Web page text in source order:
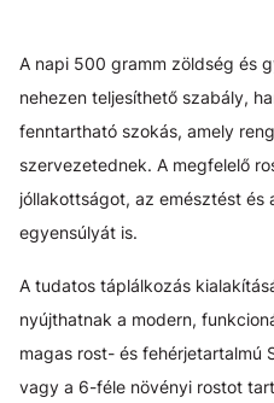
A napi 500 gramm zöldség és
nehezen teljesíthető szabály,
fenntartható szokás, amely
szervezetednek. A megfelelő
jóllakottságot, az emésztést és
egyensúlyát is.
A tudatos táplálkozás
nyújthatnak a modern,
magas rost- és fehérjetartalmú
vagy a 6-féle növényi rostot